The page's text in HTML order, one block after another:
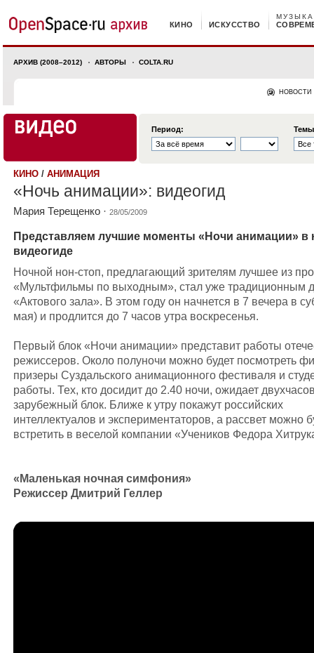
КИНО ИСКУССТВО
МУЗЫКА
АРХИВ (2008–2012) АВТОРЫ COLTA.RU
НОВОСТИ
Период:
КИНО / АНИМАЦИЯ
«Ночь анимации»: видеогид
Мария Терещенко · 28/05/2009
Представляем лучшие моменты «Ночи анимации» в
видеогиде
Ночной нон-стоп, предлагающий зрителям лучшее из
«Мультфильмы по выходным», стал уже традиционным
«Актового зала». В этом году он начнется в 7 вечера в
мая) и продлится до 7 часов утра воскресенья.
Первый блок «Ночи анимации» представит работы
режиссеров. Около полуночи можно будет посмотреть
призеры Суздальского анимационного фестиваля и
работы. Тех, кто досидит до 2.40 ночи, ожидает
зарубежный блок. Ближе к утру покажут российских
интеллектуалов и экспериментаторов, а рассвет можно
встретить в веселой компании «Учеников Федора
«Маленькая ночная симфония»
Режиссер Дмитрий Геллер